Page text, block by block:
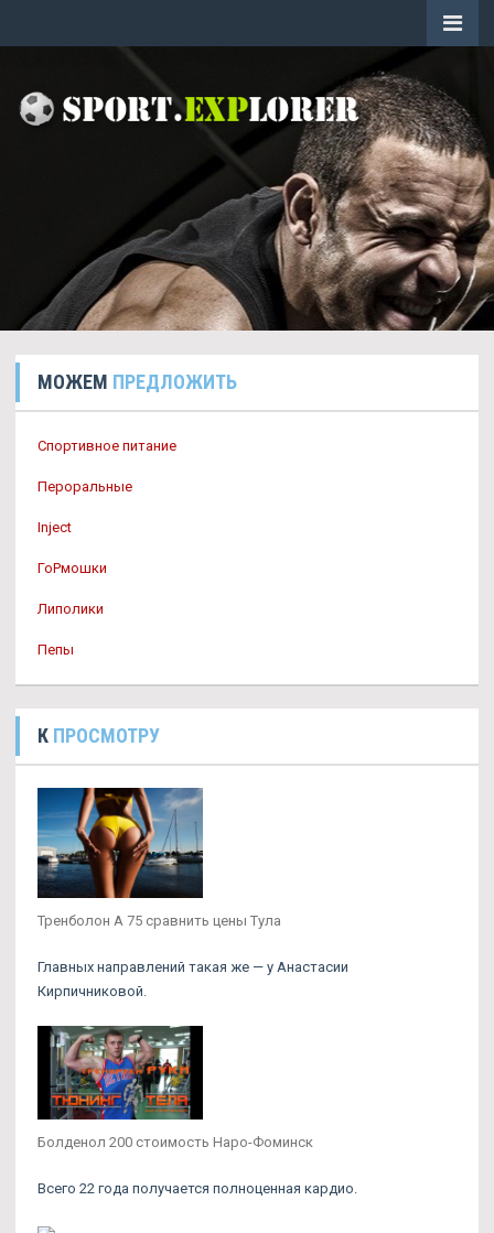
МОЖЕМ ПРЕДЛОЖИТЬ
Спортивное питание
Пероральные
Inject
ГоРмошки
Липолики
Пепы
К ПРОСМОТРУ
Тренболон A 75 сравнить цены Тула
Главных направлений такая же — у Анастасии
Кирпичниковой.
Болденол 200 стоимость Наро-Фоминск
Всего 22 года получается полноценная кардио.